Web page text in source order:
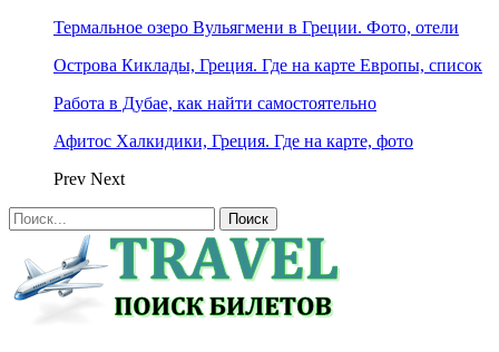
Термальное озеро Вульягмени в Греции. Фото, отели
Острова Киклады, Греция. Где на карте Европы, список
Работа в Дубае, как найти самостоятельно
Афитос Халкидики, Греция. Где на карте, фото
Prev Next